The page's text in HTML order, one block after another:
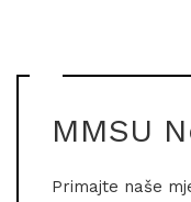
MMSU
Primajte naše